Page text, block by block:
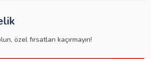
özel fırsatları kaçırmayın!